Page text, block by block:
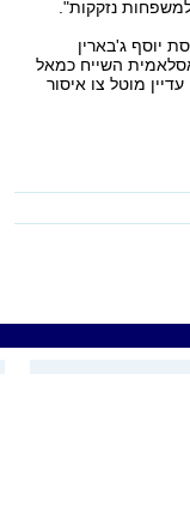
נזקקות".
יוסף ג'בארין
השייח כמאל
מוטל צו איסור